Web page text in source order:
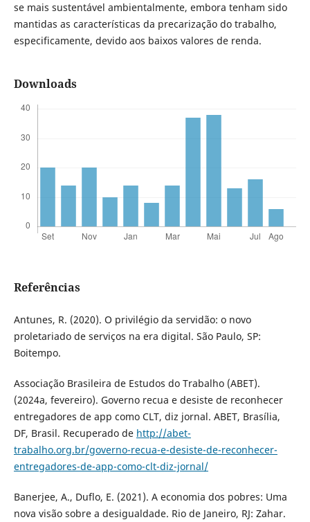
se mais sustentável ambientalmente, embora tenham sido
mantidas as características da precarização do trabalho,
especificamente, devido aos baixos valores de renda.
Downloads
Referências
Antunes, R. (2020). O privilégio da servidão: o novo
proletariado de serviços na era digital. São Paulo, SP:
Boitempo.
Associação Brasileira de Estudos do Trabalho (ABET).
(2024a, fevereiro). Governo recua e desiste de reconhecer
entregadores de app como CLT, diz jornal. ABET, Brasília,
DF, Brasil. Recuperado de http://abet-
trabalho.org.br/governo-recua-e-desiste-de-reconhecer-
entregadores-de-app-como-clt-diz-jornal/
Banerjee, A., Duflo, E. (2021). A economia dos pobres: Uma
nova visão sobre a desigualdade. Rio de Janeiro, RJ: Zahar.